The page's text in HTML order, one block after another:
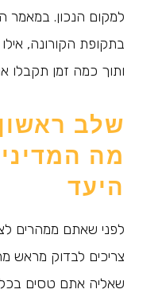
למקום הנכון. במאמר
בתקופת הקורונה,
ותוך כמה זמן תקבלו
שלב
מה
היעד
לפני שאתם ממהרים
צריכים לבדוק מראש
שאליה אתם טסים